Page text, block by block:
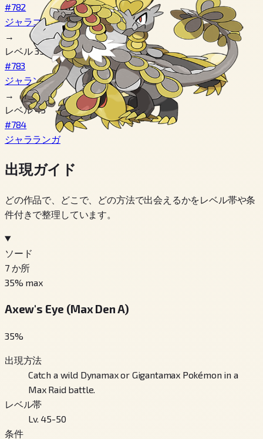
#782
ジャラコ
→
レベル 35
#783
ジャランゴ
→
レベル 45
#784
ジャラランガ
出現ガイド
どの作品で、どこで、どの方法で出会えるかをレベル帯や条
件付きで整理しています。
ソード
7 か所
35% max
Axew's Eye (Max Den A)
35%
出現方法
Catch a wild Dynamax or Gigantamax Pokémon in a
Max Raid battle.
レベル帯
Lv. 45-50
条件